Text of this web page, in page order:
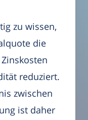
zu wissen,
die
reduziert.
zwischen
ist daher